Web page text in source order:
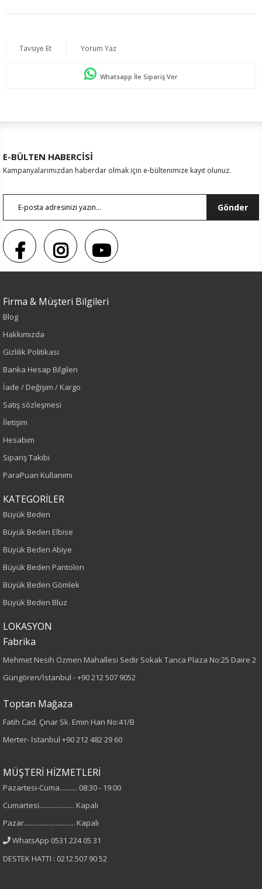
Sezon : YAZLIK
Renk
Bordo
Sezon
İlkbahar-Yaz
Yaş Grubu
Kalıp
Büyük Beden
Boy
75
Örme
Desenli
Kumaş
Cinsiyet
Kadın
Kısa Kol
Tavsiye Et Yorum Yaz
Whatsapp İle Sipariş Ver
E-BÜLTEN HABERCİSİ
Kampanyalarımızdan haberdar olmak için e-bültenimize kayıt olunuz.
Gönder
Firma & Müşteri Bilgileri
Blog
Hakkımızda
Gizlilik Politikası
Banka Hesap Bilgileri
İade / Değişim / Kargo
Satış sözleşmesi
İletişim
Hesabım
Sipariş Takibi
ParaPuan Kullanımı
KATEGORİLER
Büyük Beden
Büyük Beden Elbise
Büyük Beden Abiye
Büyük Beden Pantolon
Büyük Beden Gömlek
Büyük Beden Bluz
LOKASYON
Fabrika
Mehmet Nesih Özmen Mahallesi Sedir Sokak Tanca Plaza No:25 Daire 2
Güngören/İstanbul -+90 212 507 9052
Toptan Mağaza
Fatih Cad. Çınar Sk. Emin Han No:41/B
Merter- İstanbul +90 212 482 29 60
MÜŞTERİ HİZMETLERİ
Pazartesi-Cuma.......... 08:30 - 19:00
Cumartesi.................... Kapalı
Pazar............................. Kapalı
WhatsApp 0531 224 05 31
DESTEK HATTI : 0212 507 90 52